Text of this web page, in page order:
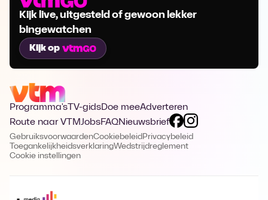
Kijk live, uitgesteld of gewoon lekker
bingewatchen
Kijk op
Programma's TV-gidsDoe meeAdverteren
Route naar VTMJobsFAQNieuwsbrief
GebruiksvoorwaardenCookiebeleid Privacybeleid
ToegankelijkheidsverklaringWedstrijdreglement
Cookie instellingen